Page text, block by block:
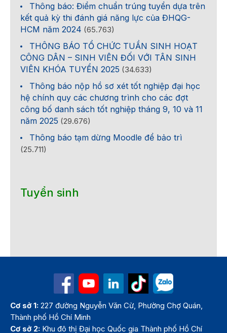
Thông báo: Điểm chuẩn trúng tuyển dựa trên
kết quả kỳ thi đánh giá năng lực của ĐHQG-
HCM năm 2024 (65.763)
THÔNG BÁO TỔ CHỨC TUẦN SINH HOẠT
CÔNG DÂN – SINH VIÊN ĐỐI VỚI TÂN SINH
VIÊN KHÓA TUYỂN 2025 (34.633)
Thông báo nộp hồ sơ xét tốt nghiệp đại học
hệ chính quy các chương trình cho các đợt
công bố danh sách tốt nghiệp tháng 9, 10 và 11
năm 2025 (29.676)
Thông báo tạm dừng Moodle để bảo trì
(25.711)
Tuyển sinh
Cơ sở 1: 227 đường Nguyễn Văn Cừ, Phường Chợ Quán,
Thành phố Hồ Chí Minh
Cơ sở 2: Khu đô thị Đại học Quốc gia Thành phố Hồ Chí